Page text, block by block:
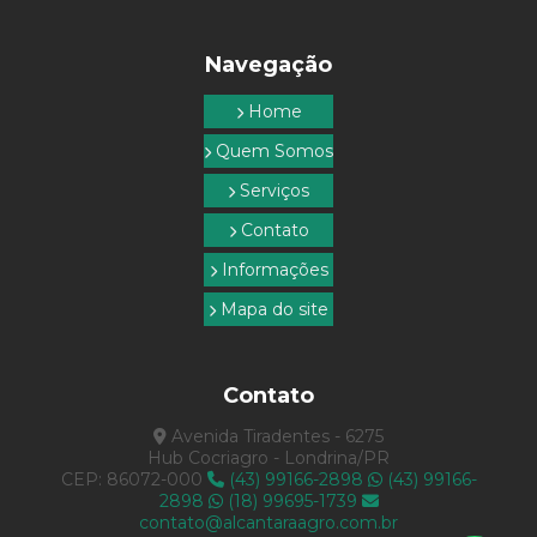
Topografia e georreferenciamento
Topografia em são paulo
Navegação
Home
Quem Somos
Serviços
Contato
Informações
Mapa do site
Contato
Avenida Tiradentes - 6275
Hub Cocriagro - Londrina/PR
CEP: 86072-000
(43) 99166-2898
(43) 99166-
2898
(18) 99695-1739
contato@alcantaraagro.com.br